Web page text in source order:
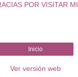
POR VISITAR MI
Inicio
Ver versión web